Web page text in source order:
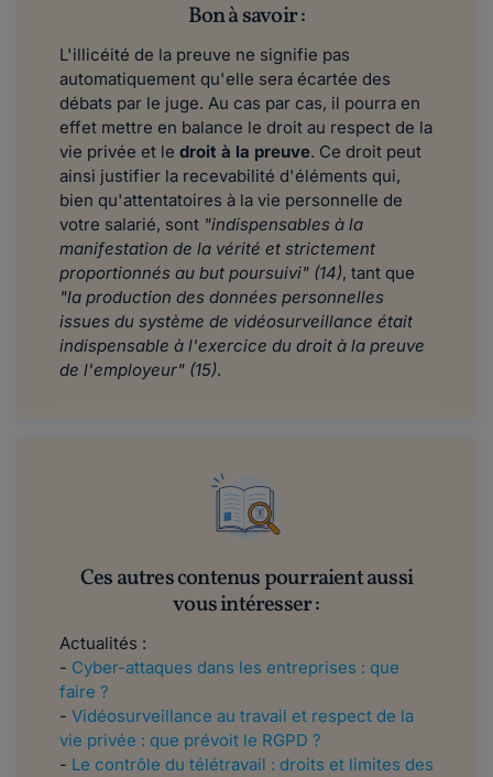
Bon à savoir :
L'illicéité de la preuve ne signifie pas
automatiquement qu'elle sera écartée des
débats par le juge. Au cas par cas, il pourra en
effet mettre en balance le droit au respect de la
vie privée et le droit à la preuve. Ce droit peut
ainsi justifier la recevabilité d'éléments qui,
bien qu'attentatoires à la vie personnelle de
votre salarié, sont "indispensables à la
manifestation de la vérité et strictement
proportionnés au but poursuivi" (14), tant que
"la production des données personnelles
issues du système de vidéosurveillance était
indispensable à l'exercice du droit à la preuve
de l'employeur" (15).
Ces autres contenus pourraient aussi
vous intéresser :
Actualités :
​​​​​- Cyber-attaques dans les entreprises : que
faire ?
- Vidéosurveillance au travail et respect de la
vie privée : que prévoit le RGPD ?
- Le contrôle du télétravail : droits et limites des